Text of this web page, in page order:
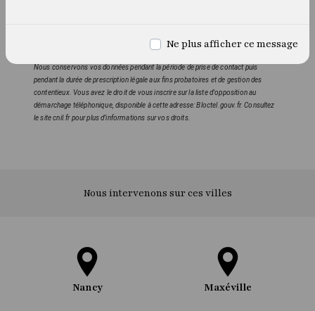
Ne plus afficher ce message
du Maréchal Juin 54000 Nancy ou par courrier électronique à l'adresse
Nous conservons vos données pendant la période de prise de contact puis
pendant la durée de prescription légale aux fins probatoires et de gestion des
contentieux. Vous avez le droit de vous inscrire sur la liste d'opposition au
démarchage téléphonique, disponible à cette adresse:Bloctel.gouv.fr. Consultez
le site cnil.fr pour plus d’informations sur vos droits.
Nous intervenons sur ces villes
Nancy Maxéville